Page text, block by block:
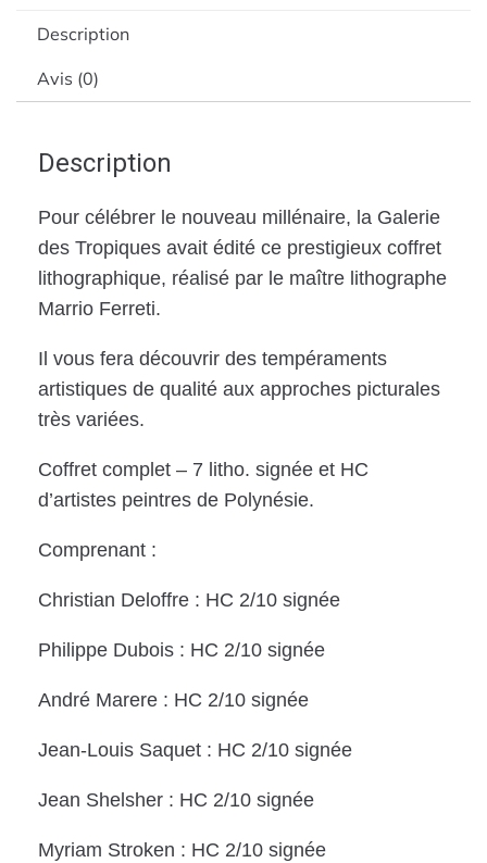
Description
Avis (0)
Description
Pour célébrer le nouveau millénaire, la Galerie
des Tropiques avait édité ce prestigieux coffret
lithographique, réalisé par le maître lithographe
Marrio Ferreti.
Il vous fera découvrir des tempéraments
artistiques de qualité aux approches picturales
très variées.
Coffret complet – 7 litho. signée et HC
d’artistes peintres de Polynésie.
Comprenant :
Christian Deloffre : HC 2/10 signée
Philippe Dubois : HC 2/10 signée
André Marere : HC 2/10 signée
Jean-Louis Saquet : HC 2/10 signée
Jean Shelsher : HC 2/10 signée
Myriam Stroken : HC 2/10 signée